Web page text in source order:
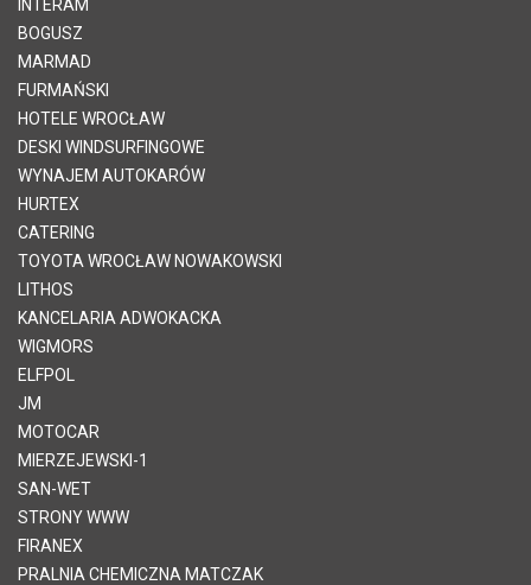
INTERAM
BOGUSZ
MARMAD
FURMAŃSKI
HOTELE WROCŁAW
DESKI WINDSURFINGOWE
WYNAJEM AUTOKARÓW
HURTEX
CATERING
TOYOTA WROCŁAW NOWAKOWSKI
LITHOS
KANCELARIA ADWOKACKA
WIGMORS
ELFPOL
JM
MOTOCAR
MIERZEJEWSKI-1
SAN-WET
STRONY WWW
FIRANEX
PRALNIA CHEMICZNA MATCZAK